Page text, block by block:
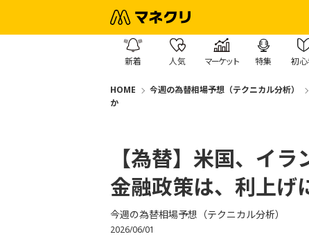
新着 人気 マーケット 特集 初
HOME 今週の為替相場予想（テクニカル分析）
か
【為替】米国、イ
金融政策は、利上げ
今週の為替相場予想（テクニカル分析）
2026/06/01